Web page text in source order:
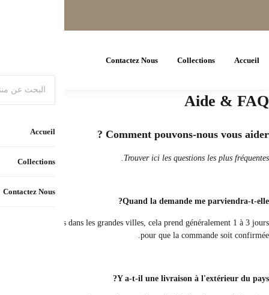
Dépend de la compagnie maritime choisie et le responsable de la livraison,